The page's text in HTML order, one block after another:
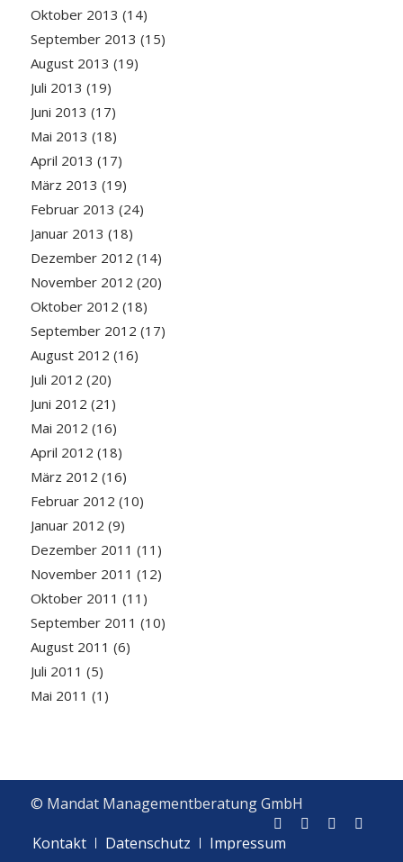
Oktober 2013 (14)
September 2013 (15)
August 2013 (19)
Juli 2013 (19)
Juni 2013 (17)
Mai 2013 (18)
April 2013 (17)
März 2013 (19)
Februar 2013 (24)
Januar 2013 (18)
Dezember 2012 (14)
November 2012 (20)
Oktober 2012 (18)
September 2012 (17)
August 2012 (16)
Juli 2012 (20)
Juni 2012 (21)
Mai 2012 (16)
April 2012 (18)
März 2012 (16)
Februar 2012 (10)
Januar 2012 (9)
Dezember 2011 (11)
November 2011 (12)
Oktober 2011 (11)
September 2011 (10)
August 2011 (6)
Juli 2011 (5)
Mai 2011 (1)
© Mandat Managementberatung GmbH
Kontakt
Datenschutz Impressum